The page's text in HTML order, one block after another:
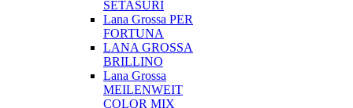
SETASURI
Lana Grossa PER
FORTUNA
LANA GROSSA
BRILLINO
Lana Grossa
MEILENWEIT
COLOR MIX